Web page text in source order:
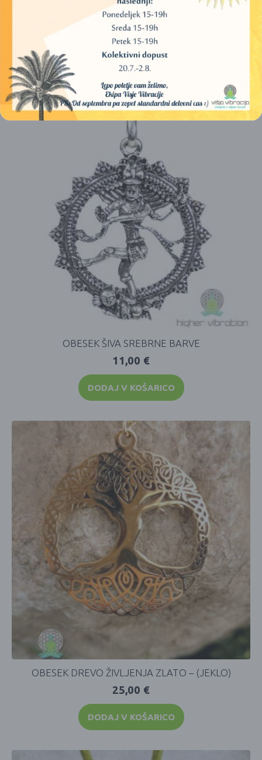
OBESEK ROŽA ŽIVLJENJA – KROGLA (LEGIRANO
JEKLO, BARVA: ROZA)
25,00€
DODAJ V KOŠARICO
OBESEK ŠIVA SREBRNE BARVE
11,00 €
DODAJ V KOŠARICO
OBESEK DREVO ŽIVLJENJA ZLATO – (JEKLO)
25,00 €
DODAJ V KOŠARICO